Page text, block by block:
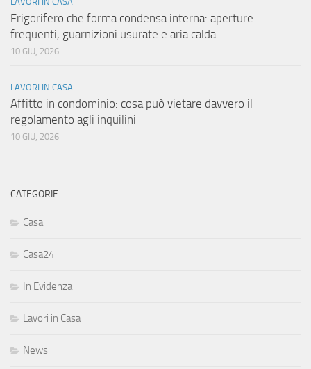
Frigorifero che forma condensa interna: aperture
frequenti, guarnizioni usurate e aria calda
10 GIU, 2026
LAVORI IN CASA
Affitto in condominio: cosa può vietare davvero il
regolamento agli inquilini
10 GIU, 2026
CATEGORIE
Casa
Casa24
In Evidenza
Lavori in Casa
News